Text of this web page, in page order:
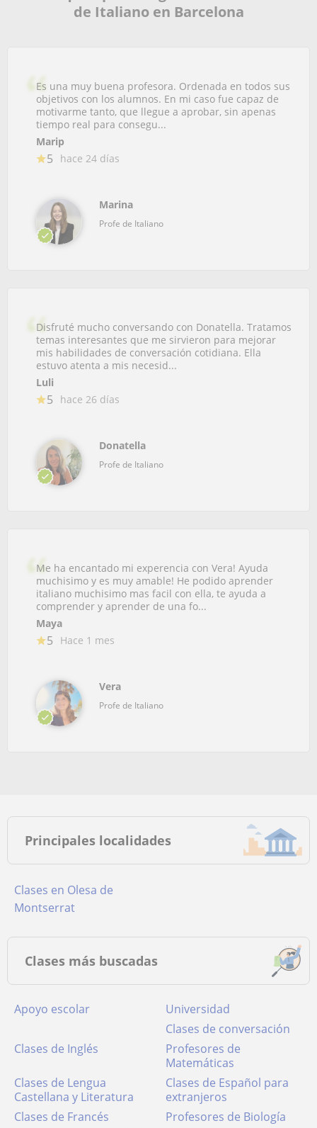
de Italiano en Barcelona
Es una muy buena profesora. Ordenada en todos sus
objetivos con los alumnos. En mi caso fue capaz de
motivarme tanto, que llegue a aprobar, sin apenas
tiempo real para consegu...
Marip
5 hace 24 días
Marina
Profe de Italiano
Disfruté mucho conversando con Donatella. Tratamos
temas interesantes que me sirvieron para mejorar
mis habilidades de conversación cotidiana. Ella
estuvo atenta a mis necesid...
Luli
5 hace 26 días
Donatella
Profe de Italiano
Me ha encantado mi experencia con Vera! Ayuda
muchisimo y es muy amable! He podido aprender
italiano muchisimo mas facil con ella, te ayuda a
comprender y aprender de una fo...
Maya
5 Hace 1 mes
Vera
Profe de Italiano
Principales localidades
Clases en Olesa de
Montserrat
Clases más buscadas
Apoyo escolar
Universidad
Clases de conversación
Clases de Inglés
Profesores de
Matemáticas
Clases de Lengua
Castellana y Literatura
Clases de Español para
extranjeros
Clases de Francés
Profesores de Biología